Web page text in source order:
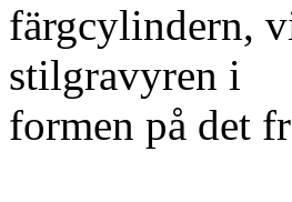
färgcylindern,
stilgravyren i
formen på det